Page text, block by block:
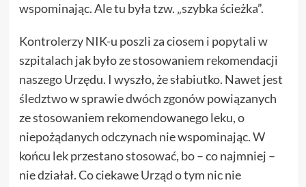
wspominając. Ale tu była tzw. „szybka ścieżka”.
Kontrolerzy NIK-u poszli za ciosem i popytali w
szpitalach jak było ze stosowaniem rekomendacji
naszego Urzędu. I wyszło, że słabiutko. Nawet jest
śledztwo w sprawie dwóch zgonówpowiązanych
ze stosowaniem rekomendowanego leku, o
niepożądanych odczynach nie wspominając. W
końcu lek przestano stosować, bo – co najmniej –
nie działał. Co ciekawe Urząd o tym nic nie